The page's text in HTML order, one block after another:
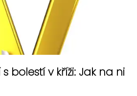
bolestí v kříži: Jak na ni